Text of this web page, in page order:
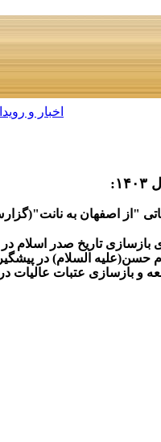
اخبار و
"از اصفهان به
تاریخ صدر اسلام در
حسن(علیه السلام) در
بازسازی عتبات عالیات در